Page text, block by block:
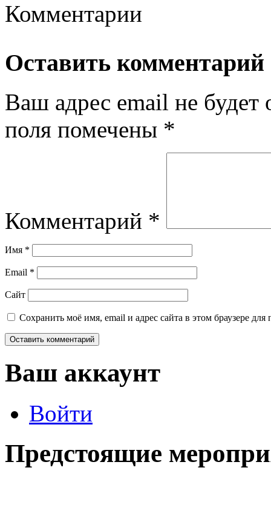
Комментарии
Оставить комментарий
Ваш адрес email не будет
поля помечены *
Комментарий *
Имя *
Email *
Сайт
Сохранить моё имя, email и адрес сайта в этом браузере
Ваш аккаунт
Войти
Предстоящие